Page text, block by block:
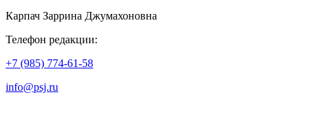
Карпач Заррина Джумахоновна
Телефон редакции:
+7 (985) 774-61-58
info@psj.ru